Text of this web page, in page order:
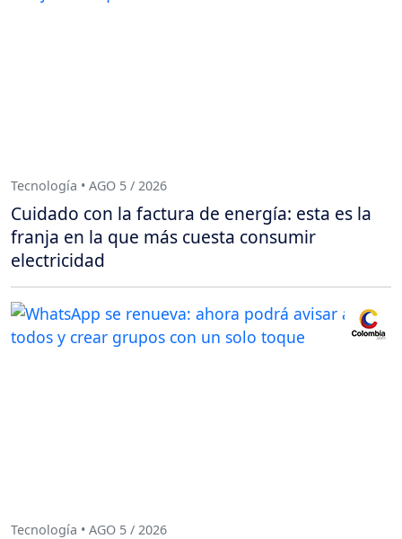
Tecnología • AGO 5 / 2026
Cuidado con la factura de energía: esta es la
franja en la que más cuesta consumir
electricidad
Tecnología • AGO 5 / 2026